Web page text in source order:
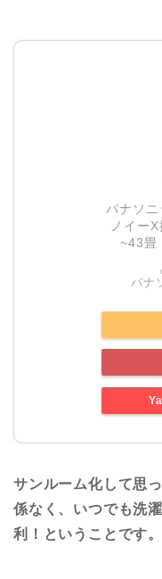
パナソ
ノイー
~43畳
パナ
サンルーム化して思
係なく、いつでも洗
利！ということです。